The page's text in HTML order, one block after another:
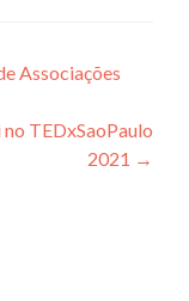
Associações
TEDxSaoPaulo
2021 →